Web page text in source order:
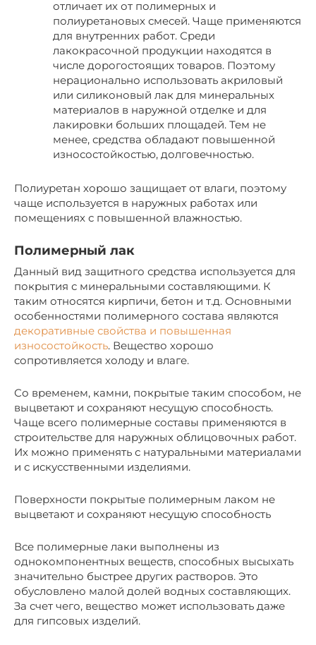
отличает их от полимерных и
полиуретановых смесей. Чаще применяются
для внутренних работ. Среди
лакокрасочной продукции находятся в
числе дорогостоящих товаров. Поэтому
нерационально использовать акриловый
или силиконовый лак для минеральных
материалов в наружной отделке и для
лакировки больших площадей. Тем не
менее, средства обладают повышенной
износостойкостью, долговечностью.
Полиуретан хорошо защищает от влаги, поэтому
чаще используется в наружных работах или
помещениях с повышенной влажностью.
Полимерный лак
Данный вид защитного средства используется для
покрытия с минеральными составляющими. К
таким относятся кирпичи, бетон и т.д. Основными
особенностями полимерного состава являются
декоративные свойства и повышенная
износостойкость. Вещество хорошо
сопротивляется холоду и влаге.
Со временем, камни, покрытые таким способом, не
выцветают и сохраняют несущую способность.
Чаще всего полимерные составы применяются в
строительстве для наружных облицовочных работ.
Их можно применять с натуральными материалами
и с искусственными изделиями.
Поверхности покрытые полимерным лаком не
выцветают и сохраняют несущую способность
Все полимерные лаки выполнены из
однокомпонентных веществ, способных высыхать
значительно быстрее других растворов. Это
обусловлено малой долей водных составляющих.
За счет чего, вещество может использовать даже
для гипсовых изделий.